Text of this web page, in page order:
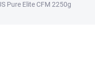
Pure Elite CFM 2250g